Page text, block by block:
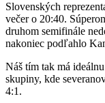
Slovenských
večer o 20:40.
druhom semifinále
nakoniec podľahlo
Náš tím tak má
skupiny, kde
4:1.